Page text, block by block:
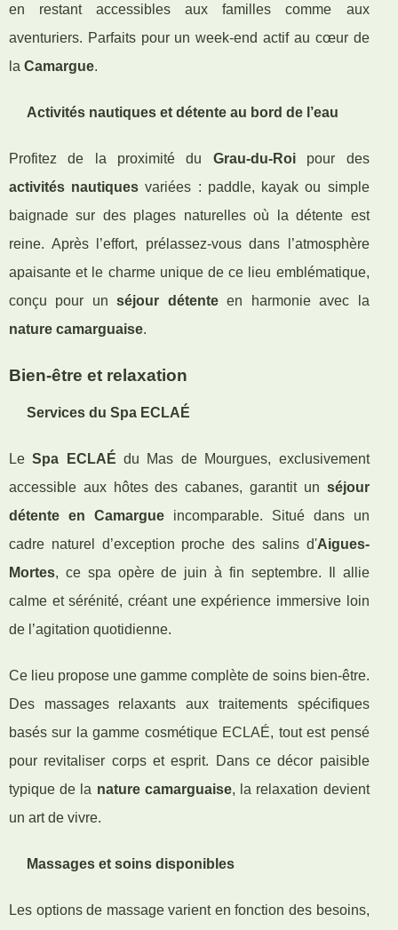
en restant accessibles aux familles comme aux
aventuriers. Parfaits pour un week-end actif au cœur de
la Camargue.
Activités nautiques et détente au bord de l’eau
Profitez de la proximité du Grau-du-Roipour des
activités nautiques variées : paddle, kayak ou simple
baignade sur des plages naturelles où la détente est
reine. Après l’effort, prélassez-vous dans l’atmosphère
apaisante et le charme unique de ce lieu emblématique,
conçu pour unséjour détenteen harmonie avec la
nature camarguaise.
Bien-être et relaxation
Services du Spa ECLAÉ
LeSpa ECLAÉ du Mas de Mourgues, exclusivement
accessible aux hôtes des cabanes, garantit un séjour
détente en Camargueincomparable. Situé dans un
cadre naturel d’exception proche des salins d'Aigues-
Mortes, ce spa opère de juin à fin septembre. Il allie
calme et sérénité, créant une expérience immersive loin
de l’agitation quotidienne.
Ce lieu propose une gamme complète de soins bien-être.
Des massages relaxants aux traitements spécifiques
basés sur la gamme cosmétique ECLAÉ, tout est pensé
pour revitaliser corps et esprit. Dans ce décor paisible
typique de la nature camarguaise, la relaxation devient
un art de vivre.
Massages et soins disponibles
Les options de massage varient en fonction des besoins,